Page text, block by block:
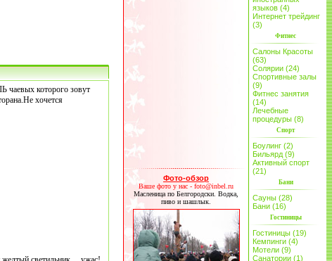
чаевых которого зовут
хочется
Фото-обзор
Ваше фото у нас - foto@inbel.ru
Масленица по Белгородски. Водка,
пиво и шашлык.
языков (4)
Интернет трейдинг
(3)
Фитнес
Салоны Красоты
(63)
Солярии (24)
Спортивные залы
(9)
Фитнес занятия
(14)
Лечебные
процедуры (8)
Спорт
Боулинг (2)
Бильярд (9)
Активный спорт
(21)
Бани
Сауны (28)
Бани (16)
Гостиницы
Гостиницы (19)
Кемпинги (4)
Мотели (9)
Санатории (1)